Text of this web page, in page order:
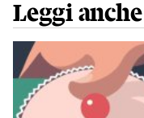
Leggi anche